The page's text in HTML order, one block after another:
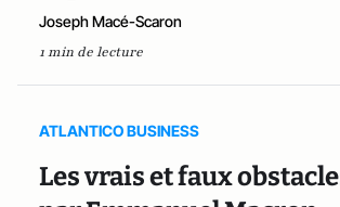
Joseph Macé-Scaron
1 min de lecture
ATLANTICO BUSINESS
Les vrais et faux